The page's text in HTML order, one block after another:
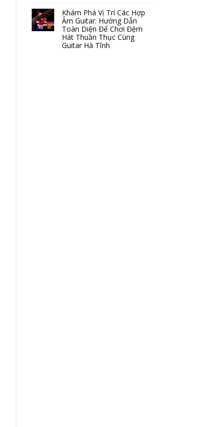
Khám Phá Vị Trí Các Hợp
Âm Guitar: Hướng Dẫn
Toàn Diện Để Chơi Đệm
Hát Thuần Thục Cùng
Guitar Hà Tĩnh